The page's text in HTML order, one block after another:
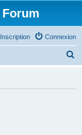
Forum
Connexion
Inscription